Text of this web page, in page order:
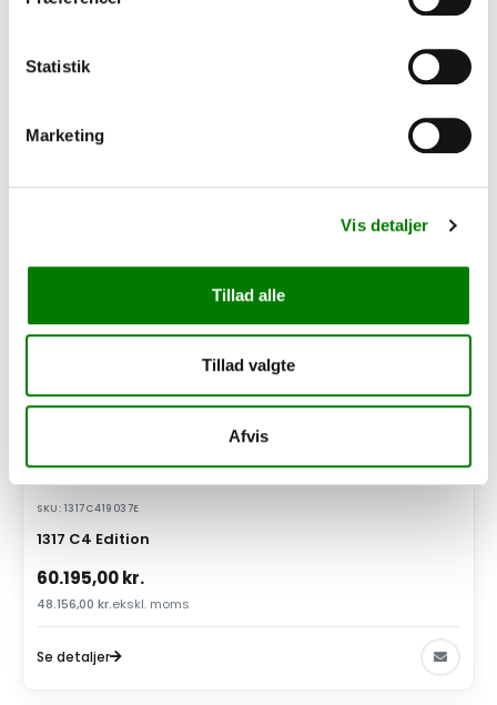
Statistik
Marketing
Vis detaljer
Tillad alle
Tillad valgte
Afvis
44.056,00
SKU: 1317C419037E
1317 C4 Edition
60.195,00kr.
48.156,00 kr.ekskl. moms
Se detaljer